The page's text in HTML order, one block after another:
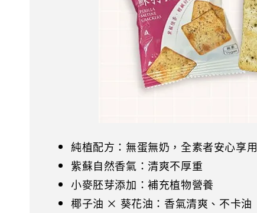
純植配方：無蛋無奶，全素者安心享用
紫蘇自然香氣：清爽不厚重
小麥胚芽添加：補充植物營養
椰子油 × 葵花油：香氣清爽、不卡油